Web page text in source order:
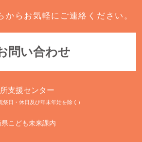
からお気軽にご連絡ください。
問い合わせ
支援センター
日・休日及び年末年始を除く）
こども未来課内